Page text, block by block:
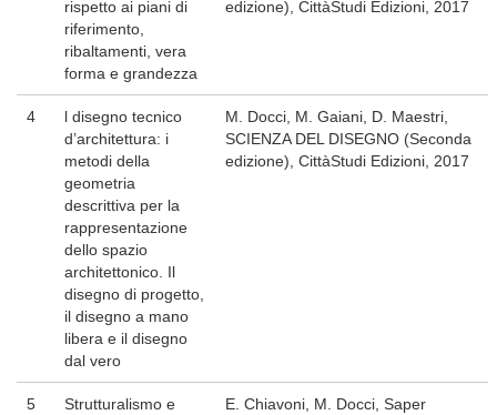
rispetto ai piani di
riferimento,
ribaltamenti, vera
forma e grandezza
edizione), CittàStudi Edizioni, 2017
4
l disegno tecnico
d’architettura: i
metodi della
geometria
descrittiva per la
rappresentazione
dello spazio
architettonico. Il
disegno di progetto,
il disegno a mano
libera e il disegno
dal vero
M. Docci, M. Gaiani, D. Maestri,
SCIENZA DEL DISEGNO (Seconda
edizione), CittàStudi Edizioni, 2017
5
Strutturalismo e
E. Chiavoni, M. Docci, Saper